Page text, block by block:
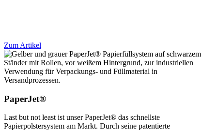
Zum Artikel
PaperJet®
Last but not least ist unser PaperJet® das schnellste
Papierpolstersystem am Markt. Durch seine patentierte